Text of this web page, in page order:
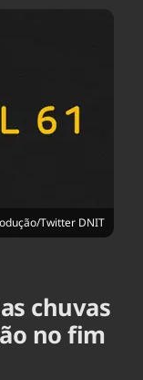
Twitter DNIT
chuvas
no fim